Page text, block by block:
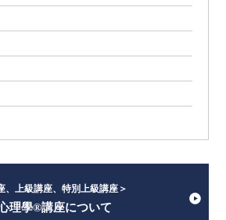
、上級講座、特別上級講座＞
理學®講座について